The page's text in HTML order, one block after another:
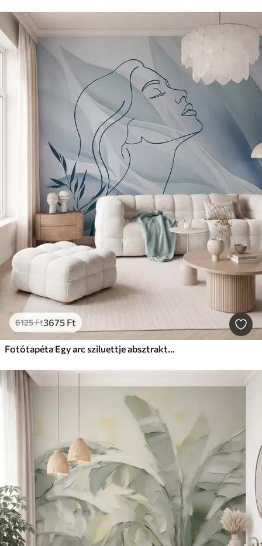
6125Ft3675 Ft